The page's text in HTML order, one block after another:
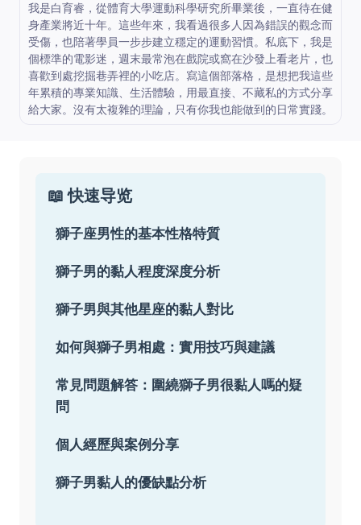
我是白育睿，從體育大學運動科學研究所畢業後，一直待在健
身產業將近十年。這些年來，我看過很多人因為錯誤的觀念而
受傷，也陪著學員一步步建立穩定的運動習慣。私底下，我是
個標準的電影迷，週末最常泡在戲院或窩在沙發上看老片，也
喜歡到處挖掘巷弄裡的小吃店。寫這個部落格，是想把我這些
年累積的專業知識、生活體驗，用最直接、不藏私的方式分享
給大家。沒有太複雜的理論，只有你我也能做到的日常實踐。
📖 快速导览
獅子座男性的基本性格特質
獅子男的黏人程度深度分析
獅子男與其他星座的黏人對比
如何與獅子男相處：實用技巧與建議
常見問題解答：圍繞獅子男很黏人嗎的疑
問
個人經歷與案例分享
獅子男黏人的優缺點分析